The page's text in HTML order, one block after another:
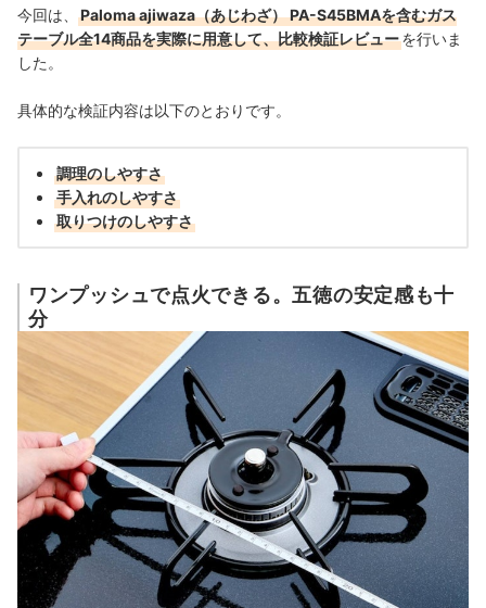
今回は、
Paloma ajiwaza（あじわざ） PA-S45BMAを含むガス
テーブル全14商品を実際に用意して、比較検証レビューを行いま
した。
具体的な検証内容は以下のとおりです。
調理のしやすさ
手入れのしやすさ
取りつけのしやすさ
ワンプッシュで点火できる。五徳の安定感も十
分